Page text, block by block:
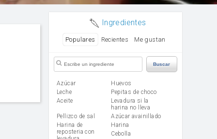
Ingredientes
Populares Recientes Me gustan
Buscar
Azúcar
huevos
leche
Pepitas de choco
aceite
Levadura si la
harina no lleva
Pellizco de sal
Azúcar avainillado
Harina de
reposteria con
harina
cebolla